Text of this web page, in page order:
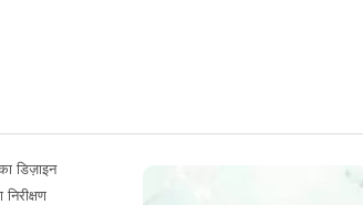
डिज़ाइन